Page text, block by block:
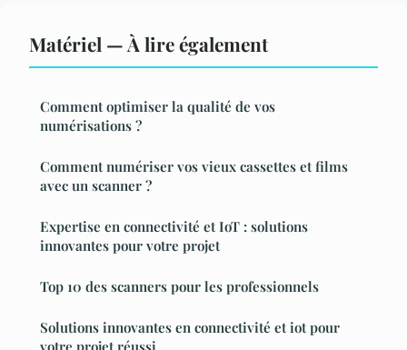
Matériel — À lire également
Comment optimiser la qualité de vos
numérisations ?
Comment numériser vos vieux cassettes et films
avec un scanner ?
Expertise en connectivité et IoT : solutions
innovantes pour votre projet
Top 10 des scanners pour les professionnels
Solutions innovantes en connectivité et iot pour
votre projet réussi